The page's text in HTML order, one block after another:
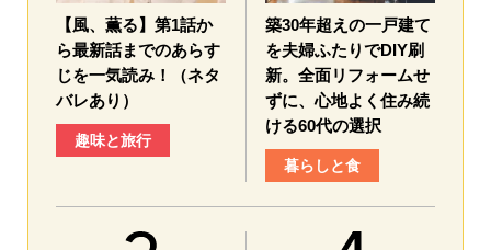
【風、薫る】第1話か
ら最新話までのあらす
じを一気読み！（ネタ
バレあり）
趣味と旅行
築30年超えの一戸建て
を夫婦ふたりでDIY刷
新。全面リフォームせ
ずに、心地よく住み続
ける60代の選択
暮らしと食